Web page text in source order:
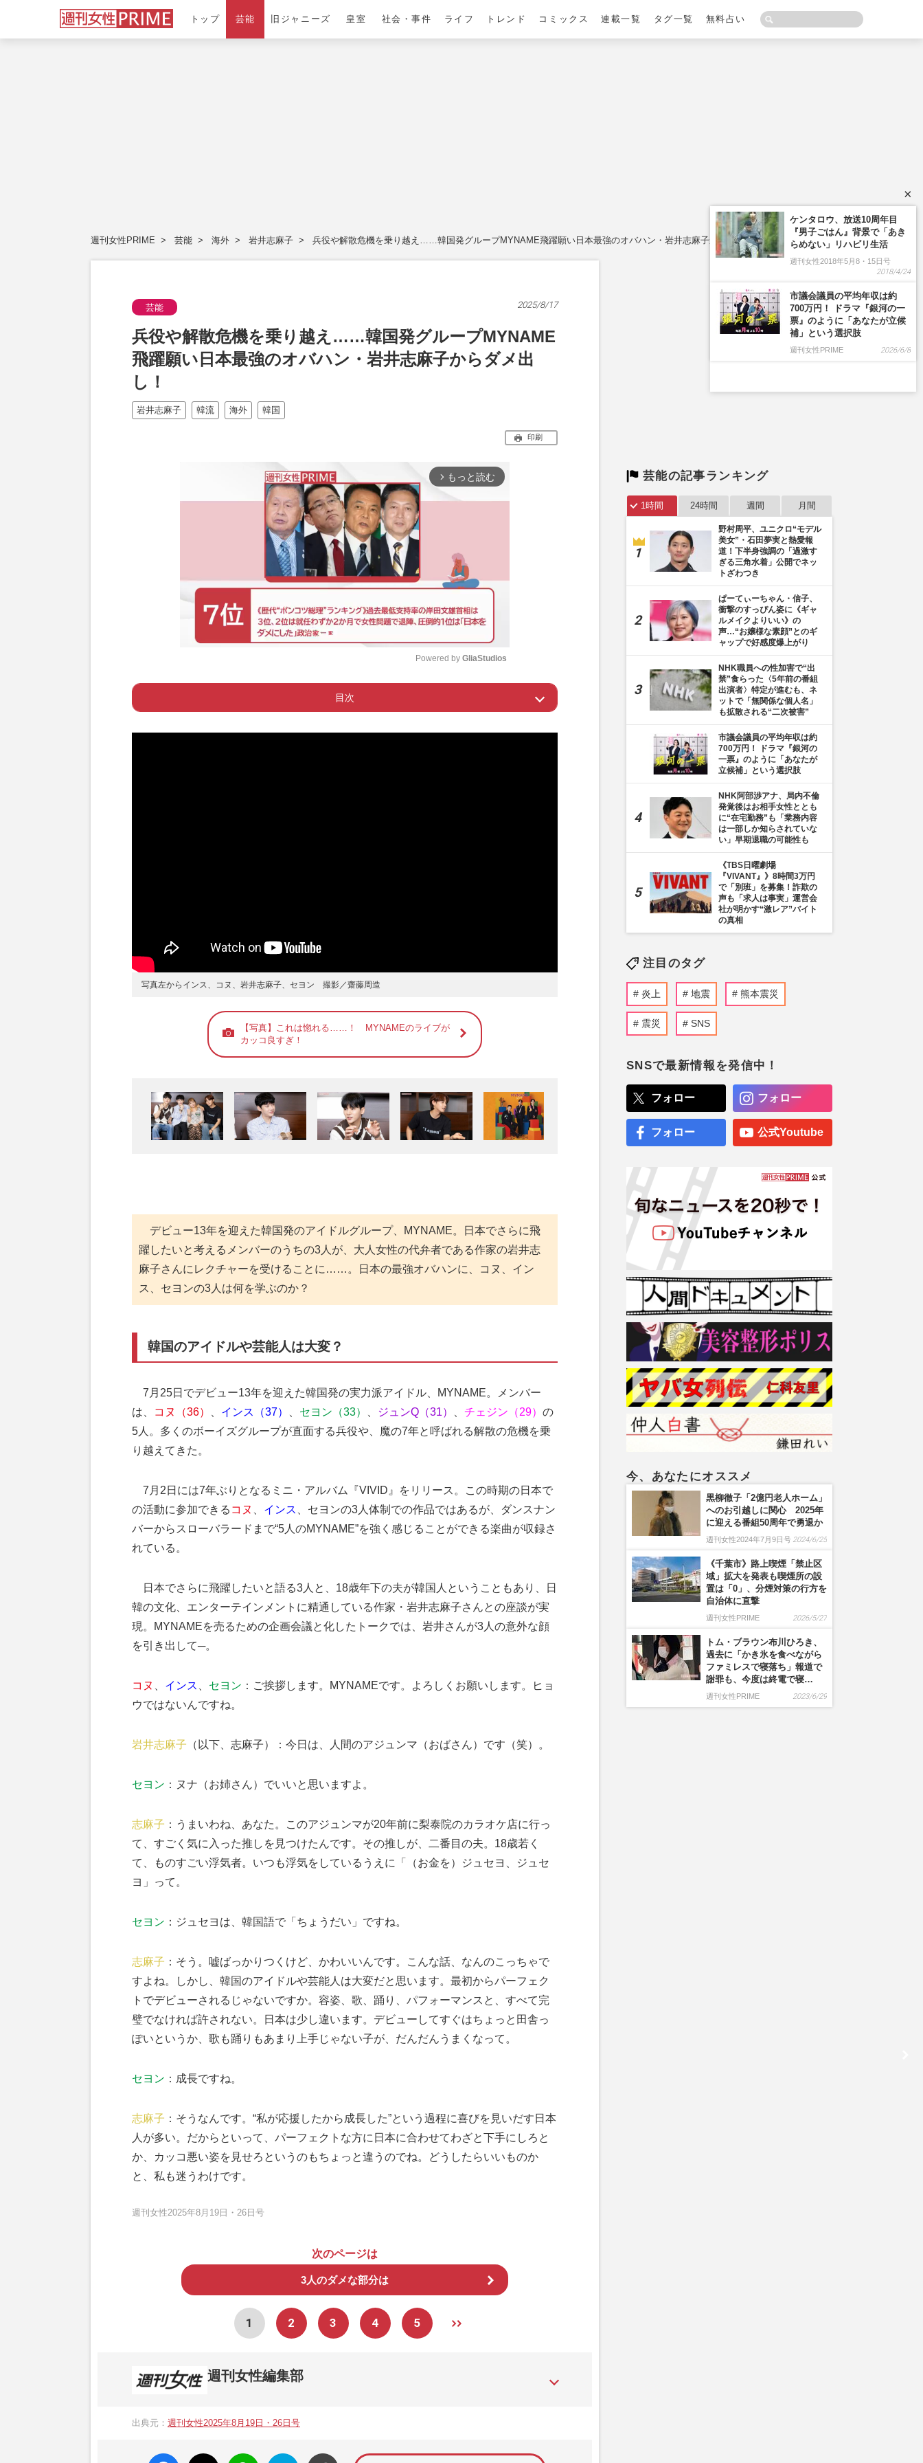
トップ 芸能 旧ジャニーズ 皇室 社会・事件 ライフ トレンド コミックス 連載一覧 タグ一覧 無料占い
週刊女性PRIME 芸能 海外 岩井志麻子 兵役や解散危機を乗り越え……韓国発グループMYNAME飛躍願い日本最強のオバハン・岩井志麻子からダメ出し！
芸能 2025/8/17
兵役や解散危機を乗り越え……韓国発グループMYNAME
飛躍願い日本最強のオバハン・岩井志麻子からダメ出
し！
岩井志麻子 韓流 海外 韓国
印刷
arrow_forward_ios もっと読む
t
Powered by GliaStudios
目次
Page 1 ー 韓国のアイドルや芸能人は大変？
写真左からインス、コヌ、岩井志麻子、セヨン 撮影／齋藤周造
【写真】これは惚れる……！ MYNAMEのライブが
カッコ良すぎ！
デビュー13年を迎えた韓国発のアイドルグループ、MYNAME。日本でさらに飛
躍したいと考えるメンバーのうちの3人が、大人女性の代弁者である作家の岩井志
麻子さんにレクチャーを受けることに……。日本の最強オバハンに、コヌ、イン
ス、セヨンの3人は何を学ぶのか？
韓国のアイドルや芸能人は大変？
7月25日でデビュー13年を迎えた韓国発の実力派アイドル、MYNAME。メンバー
は、
コヌ（36） インス（37） セヨン（33） ジュンQ（31） チェジン（29） の
5人。多くのボーイズグループが直面する兵役や、魔の7年と呼ばれる解散の危機を乗
り越えてきた。
7月2日には7年ぶりとなるミニ・アルバム『VIVID』をリリース。この時期の日本で
の活動に参加できる コヌ インス
、セヨンの3人体制での作品ではあるが、ダンスナン
バーからスローバラードまで“5人のMYNAME”を強く感じることができる楽曲が収録さ
れている。
日本でさらに飛躍したいと語る3人と、18歳年下の夫が韓国人ということもあり、日
韓の文化、エンターテインメントに精通している作家・岩井志麻子さんとの座談が実
現。MYNAMEを売るための企画会議と化したトークでは、岩井さんが3人の意外な顔
を引き出して─。
コヌ インス セヨン ：ご挨拶します。MYNAMEです。よろしくお願いします。ヒョ
ウではないんですね。
岩井志麻子 （以下、志麻子）：今日は、人間のアジュンマ（おばさん）です（笑）。
セヨン ：ヌナ（お姉さん）でいいと思いますよ。
志麻子 ：うまいわね、あなた。このアジュンマが20年前に梨泰院のカラオケ店に行っ
て、すごく気に入った推しを見つけたんです。その推しが、二番目の夫。18歳若く
て、ものすごい浮気者。いつも浮気をしているうえに「（お金を）ジュセヨ、ジュセ
ヨ」って。
セヨン ：ジュセヨは、韓国語で「ちょうだい」ですね。
志麻子 ：そう。嘘ばっかりつくけど、かわいいんです。こんな話、なんのこっちゃで
すよね。しかし、韓国のアイドルや芸能人は大変だと思います。最初からパーフェク
トでデビューされるじゃないですか。容姿、歌、踊り、パフォーマンスと、すべて完
璧でなければ許されない。日本は少し違います。デビューしてすぐはちょっと田舎っ
ぽいというか、歌も踊りもあまり上手じゃない子が、だんだんうまくなって。
セヨン ：成長ですね。
志麻子 ：そうなんです。“私が応援したから成長した”という過程に喜びを見いだす日本
人が多い。だからといって、パーフェクトな方に日本に合わせてわざと下手にしろと
か、カッコ悪い姿を見せろというのもちょっと違うのでね。どうしたらいいものか
と、私も迷うわけです。
週刊女性2025年8月19日・26日号
次のページは
3人のダメな部分は
1 2 3 4 5
週刊女性編集部
母”が抱える400万円超の“借金トラブル”」報道をスクープ。この一報から約2か月後、宮内庁は結婚延期を
出典元： 週刊女性2025年8月19日・26日号
faceboo X ポス LINE はてな
芸能の記事ランキング
1時間 24時間 週間 月間
野村周平、ユニクロ“モデル
美女”・石田夢実と熱愛報
道！下半身強調の「過激す
ぎる三角水着」公開でネッ
トざわつき
ぱーてぃーちゃん・信子、
衝撃のすっぴん姿に《ギャ
ルメイクよりいい》の
声…“お嬢様な素顔”とのギ
ャップで好感度爆上がり
NHK職員への性加害で“出
禁”食らった〈5年前の番組
出演者〉特定が進むも、ネ
ットで「無関係な個人名」
も拡散される“二次被害”
市議会議員の平均年収は約
700万円！ ドラマ『銀河の
一票』のように「あなたが
立候補」という選択肢
NHK阿部渉アナ、局内不倫
発覚後はお相手女性ととも
に“在宅勤務”も「業務内容
は一部しか知らされていな
い」早期退職の可能性も
《TBS日曜劇場
『VIVANT』》8時間3万円
で「別班」を募集！詐欺の
声も「求人は事実」運営会
社が明かす“激レア”バイト
の真相
注目のタグ
炎上 地震 熊本震災
震災 SNS
SNSで最新情報を発信中！
フォロー フォロー
フォロー 公式Youtube
今、あなたにオススメ
黒柳徹子「2億円老人ホーム」
へのお引越しに関心 2025年
に迎える番組50周年で勇退か
週刊女性2024年7月9日号 2024/6/25
《千葉市》路上喫煙「禁止区
域」拡大を発表も喫煙所の設
置は「0」、分煙対策の行方を
自治体に直撃
週刊女性PRIME 2026/5/27
トム・ブラウン布川ひろき、
過去に「かき氷を食べながら
ファミレスで寝落ち」報道で
謝罪も、今度は終電で寝…
週刊女性PRIME 2023/6/29
×
ケンタロウ、放送10周年目
『男子ごはん』背景で「あき
らめない」リハビリ生活
週刊女性2018年5月8・15日号
2018/4/24
市議会議員の平均年収は約
700万円！ ドラマ『銀河の一
票』のように「あなたが立候
補」という選択肢
週刊女性PRIME 2026/6/8